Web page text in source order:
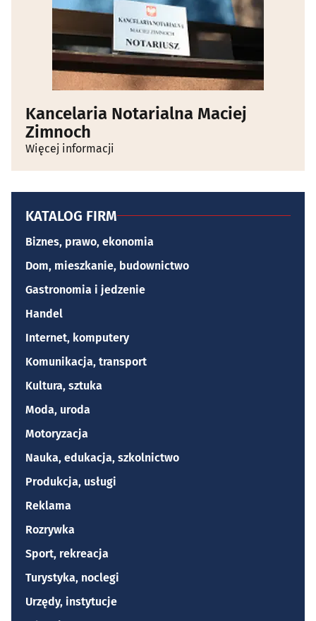
Kancelaria Notarialna Maciej
Zimnoch
Więcej informacji
KATALOG FIRM
Biznes, prawo, ekonomia
Dom, mieszkanie, budownictwo
Gastronomia i jedzenie
Handel
Internet, komputery
Komunikacja, transport
Kultura, sztuka
Moda, uroda
Motoryzacja
Nauka, edukacja, szkolnictwo
Produkcja, usługi
Reklama
Rozrywka
Sport, rekreacja
Turystyka, noclegi
Urzędy, instytucje